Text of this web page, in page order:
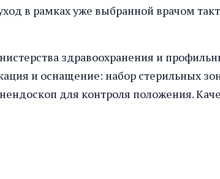
в рамках уже выбранной врачом
здравоохранения и
и оснащение: набор стерильных
для контроля положения.